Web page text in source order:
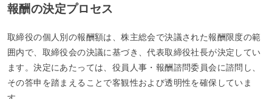
報酬の決定プロセス
取締役の個人別の報酬額は、株主総会で決議された報酬限度の範
囲内で、取締役会の決議に基づき、代表取締役社長が決定してい
ます。決定にあたっては、役員人事・報酬諮問委員会に諮問し、
その答申を踏まえることで客観性および透明性を確保していま